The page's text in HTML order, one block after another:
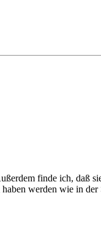
finde ich, daß
werden wie in der